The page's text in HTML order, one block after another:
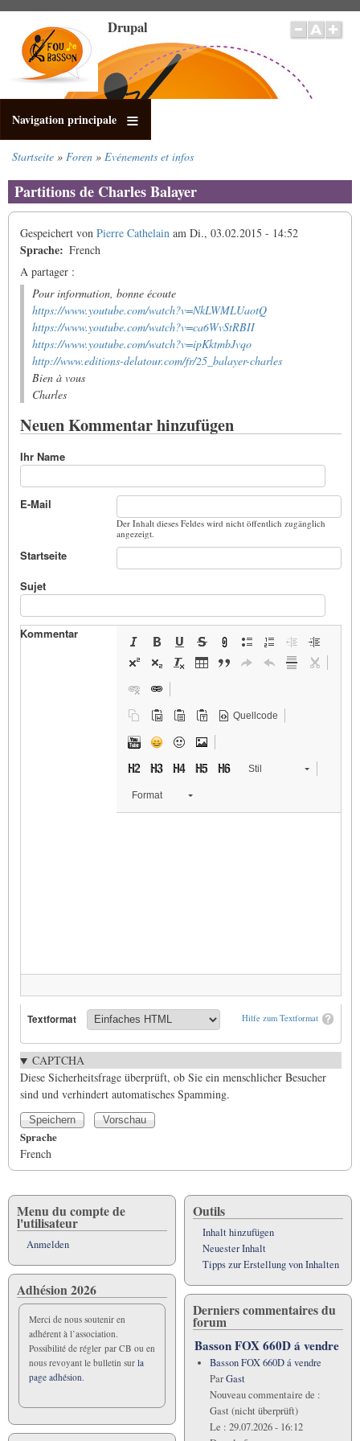
Inhalt
Drupal
Navigation principale
Startseite Foren Evénements et infos
Partitions de Charles Balayer
Gespeichert von Pierre Cathelain am Di., 03.02.2015 - 14:52
Sprache
French
A partager :
Pour information, bonne écoute
https://www.youtube.com/watch?v=NkLWMLUaotQ
https://www.youtube.com/watch?v=ca6WvStRBII
https://www.youtube.com/watch?v=ipKktmbJvqo
http://www.editions-delatour.com/fr/25_balayer-charles
Bien à vous
Charles
Neuen Kommentar hinzufügen
Ihr Name
E-Mail
Der Inhalt dieses Feldes wird nicht öffentlich zugänglich
angezeigt.
Startseite
Sujet
Kommentar
Quellcode
Stil
Format
Hilfe zum Textformat
Textformat
CAPTCHA
Diese Sicherheitsfrage überprüft, ob Sie ein menschlicher Besucher
sind und verhindert automatisches Spamming.
Sprache
French
Menu du compte de
l'utilisateur
Anmelden
Adhésion 2026
Merci de nous soutenir en
adhérent à l’association.
Possibilité de régler par CB ou en
nous revoyant le bulletin sur la
page adhésion.
Outils
Inhalt hinzufügen
Neuester Inhalt
Tipps zur Erstellung von Inhalten
Derniers commentaires du
forum
Basson FOX 660D á vendre
Basson FOX 660D á vendre
ParGast
Nouveau commentaire de :
Gast (nicht überprüft)
Le : 29.07.2026 - 16:12